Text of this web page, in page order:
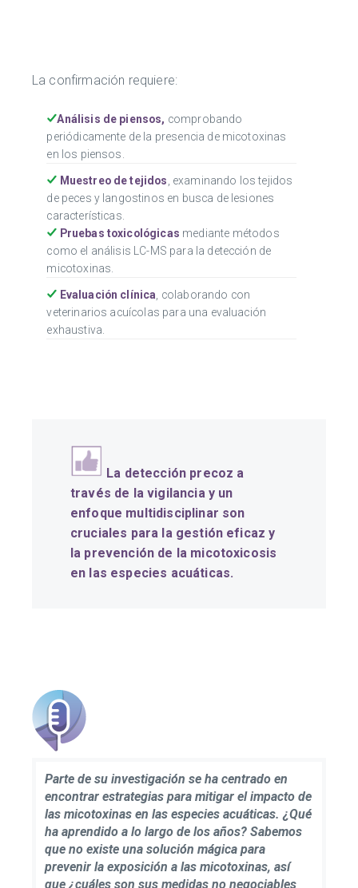
La confirmación requiere:
Análisis de piensos, comprobando
periódicamente de la presencia de micotoxinas
en los piensos.
Muestreo de tejidos , examinando los tejidos
de peces y langostinos en busca de lesiones
características.
Pruebas toxicológicas mediante métodos
como el análisis LC-MS para la detección de
micotoxinas.
Evaluación clínica , colaborando con
veterinarios acuícolas para una evaluación
exhaustiva.
La detección precoz a
través de la vigilancia y un
enfoque multidisciplinar son
cruciales para la gestión eficaz y
la prevención de la micotoxicosis
en las especies acuáticas.
Parte de su investigación se ha centrado en
encontrar estrategias para mitigar el impacto de
las micotoxinas en las especies acuáticas. ¿Qué
ha aprendido a lo largo de los años? Sabemos
que no existe una solución mágica para
prevenir la exposición a las micotoxinas, así
que ¿cuáles son sus medidas no negociables